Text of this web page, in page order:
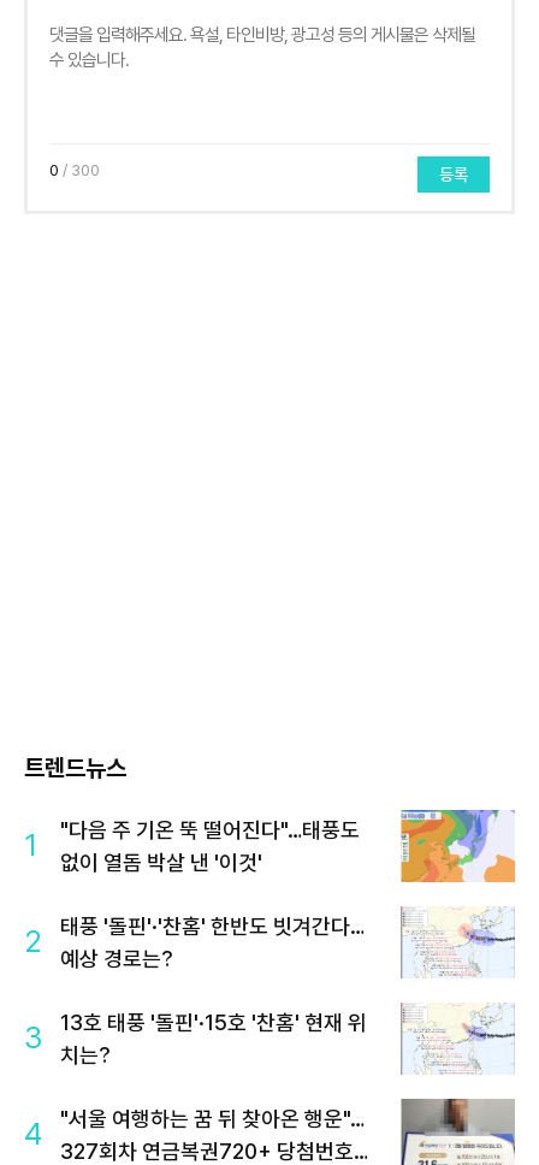
0 / 300 등록
트렌드뉴스
1
"다음 주 기온 뚝 떨어진다"…태풍도
없이 열돔 박살 낸 '이것'
2
태풍 '돌핀'·'찬홈' 한반도 빗겨간다…
예상 경로는?
3
13호 태풍 '돌핀'·15호 '찬홈' 현재 위
치는?
4
"서울 여행하는 꿈 뒤 찾아온 행운"…
327회차 연금복권720+ 당첨번호조